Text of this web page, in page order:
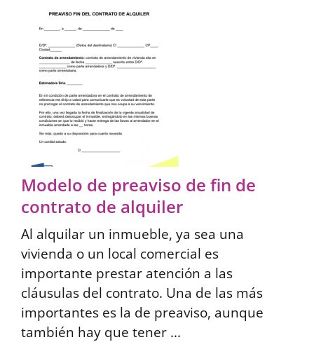
Modelo de preaviso de fin de
contrato de alquiler
Al alquilar un inmueble, ya sea una
vivienda o un local comercial es
importante prestar atención a las
cláusulas del contrato. Una de las más
importantes es la de preaviso, aunque
también hay que tener ...